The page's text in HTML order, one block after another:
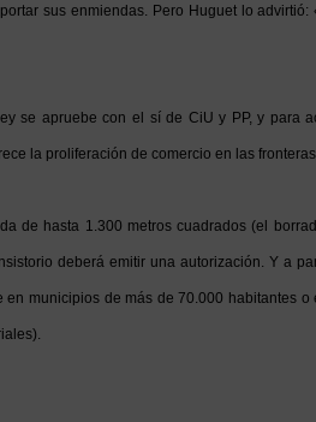
sus enmiendas. Pero Huguet lo
se apruebe con el sí de CiU y PP, y para
la proliferación de comercio en las
de hasta 1.300 metros cuadrados (el
deberá emitir una autorización. Y a
municipios de más de 70.000 habitantes